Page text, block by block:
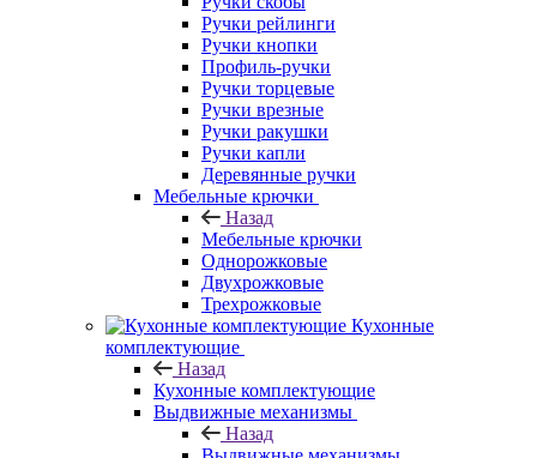
Ручки рейлинги
Ручки кнопки
Профиль-ручки
Ручки торцевые
Ручки врезные
Ручки ракушки
Ручки капли
Деревянные ручки
Мебельные крючки
Назад
Мебельные крючки
Однорожковые
Двухрожковые
Трехрожковые
Кухонные
комплектующие
Назад
Кухонные комплектующие
Выдвижные механизмы
Назад